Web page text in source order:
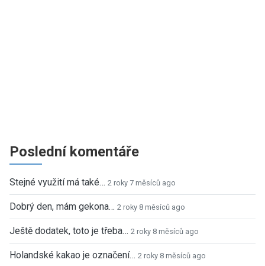
Poslední komentáře
Stejné využití má také… 2 roky 7 měsíců ago
Dobrý den, mám gekona… 2 roky 8 měsíců ago
Ještě dodatek, toto je třeba… 2 roky 8 měsíců ago
Holandské kakao je označení… 2 roky 8 měsíců ago